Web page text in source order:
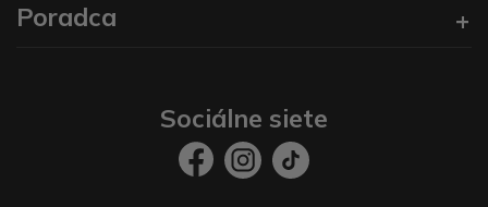
Poradca
Sociálne siete